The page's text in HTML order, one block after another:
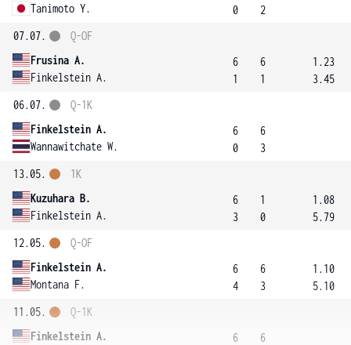
Tanimoto Y.
0
2
07.07.
Frusina A.
Finkelstein A.
Q-OF
6
1
6
1
1.23
3.45
06.07.
Finkelstein A.
Wannawitchate W.
Q-1K
6
0
6
3
13.05.
Kuzuhara B.
Finkelstein A.
1K
6
3
1
0
1.08
5.79
12.05.
Finkelstein A.
Montana F.
Q-OF
6
4
6
3
1.10
5.10
11.05.
Finkelstein A.
Q-1K
6
6